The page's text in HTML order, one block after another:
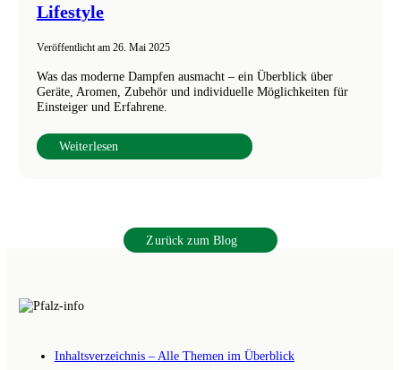
Lifestyle
Veröffentlicht am 26. Mai 2025
Was das moderne Dampfen ausmacht – ein Überblick über
Geräte, Aromen, Zubehör und individuelle Möglichkeiten für
Einsteiger und Erfahrene.
Weiterlesen
Zurück zum Blog
Inhaltsverzeichnis – Alle Themen im Überblick